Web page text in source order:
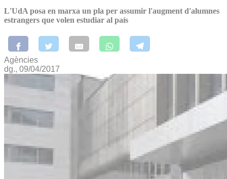
L'UdA posa en marxa un pla per assumir l'augment d'alumnes
estrangers que volen estudiar al país
Agències
dg., 09/04/2017